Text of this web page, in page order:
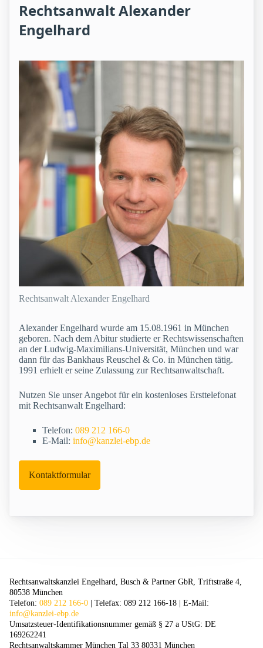
Rechtsanwalt Alexander
Engelhard
Rechtsanwalt Alexander Engelhard
Alexander Engelhard wurde am 15.08.1961 in München
geboren. Nach dem Abitur studierte er Rechtswissenschaften
an der Ludwig-Maximilians-Universität, München und war
dann für das Bankhaus Reuschel & Co. in München tätig.
1991 erhielt er seine Zulassung zur Rechtsanwaltschaft.
Nutzen Sie unser Angebot für ein kostenloses Ersttelefonat
mit Rechtsanwalt Engelhard:
Telefon: 089 212 166-0
E-Mail: info@kanzlei-ebp.de
Kontaktformular
Rechtsanwaltskanzlei Engelhard, Busch & Partner GbR, Triftstraße 4,
80538 München
Telefon: 089 212 166-0 | Telefax: 089 212 166-18 | E-Mail:
info@kanzlei-ebp.de
Umsatzsteuer-Identifikationsnummer gemäß § 27 a UStG: DE
169262241
Rechtsanwaltskammer München Tal 33 80331 München